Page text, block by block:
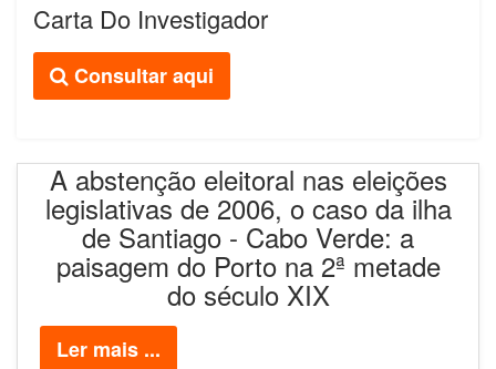
Carta Do Investigador
Consultar aqui
A abstenção eleitoral nas eleições
legislativas de 2006, o caso da ilha
de Santiago - Cabo Verde: a
paisagem do Porto na 2ª metade
do século XIX
Ler mais ...